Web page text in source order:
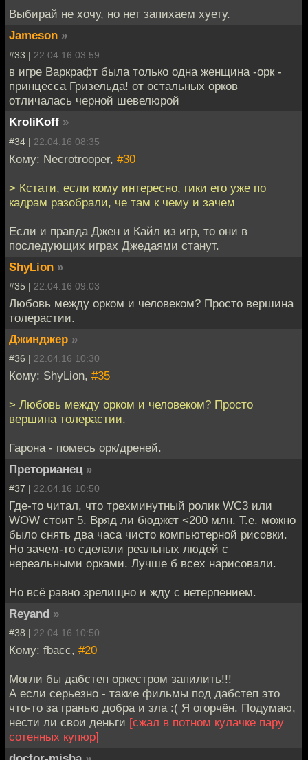
Выбирай не хочу, но нет запихаем хуету.
Jameson »
#33 | 22.04.16 03:59
в игре Варкрафт была только одна женщина -орк -
принцесса Гризельда! от остальных орков
отличалась черной шевелюрой
KroliKoff »
#34 | 22.04.16 08:35
Кому: Necrotrooper, #30
> Кстати, если кому интересно, гики его уже по
кадрам разобрали, че там к чему и зачем
Если и правда Джен и Кайл из игр, то они в
последующих играх Джедаями станут.
ShyLion »
#35 | 22.04.16 09:03
Любовь между орком и человеком? Просто вершина
толерастии.
Джинджер »
#36 | 22.04.16 10:30
Кому: ShyLion, #35
> Любовь между орком и человеком? Просто
вершина толерастии.
Гарона - помесь орк/дреней.
Преторианец »
#37 | 22.04.16 10:50
Где-то читал, что трехминутный ролик WC3 или
WOW стоит 5. Вряд ли бюджет <200 млн. Т.е. можно
было снять два часа чисто компьютерной рисовки.
Но зачем-то сделали реальных людей с
нереальными орками. Лучше б всех нарисовали.
Но всё равно зрелищно и жду с нетерпением.
Reyand »
#38 | 22.04.16 10:50
Кому: fbacc, #20
Могли бы дабстеп оркестром запилить!!!
А если серьезно - такие фильмы под дабстеп это
что-то за гранью добра и зла :( Я огорчён. Подумаю,
нести ли свои деньги [сжал в потном кулачке пару
сотенных купюр]